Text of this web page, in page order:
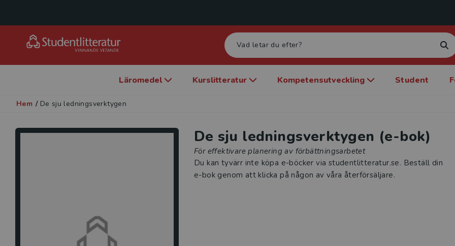
Läromedel Kurslitteratur Kompetensutveckling Student
Hem / De sju ledningsverktygen
De sju ledningsverktygen (e-bok)
För effektivare planering av förbättningsarbetet
Du kan tyvärr inte köpa e-böcker via studentlitteratur.se. Beställ din
e-bok genom att klicka på någon av våra återförsäljare.